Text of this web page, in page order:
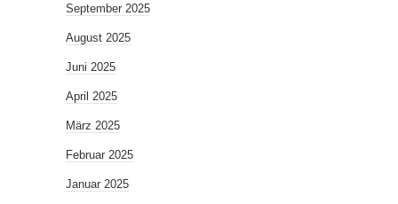
September 2025
August 2025
Juni 2025
April 2025
März 2025
Februar 2025
Januar 2025